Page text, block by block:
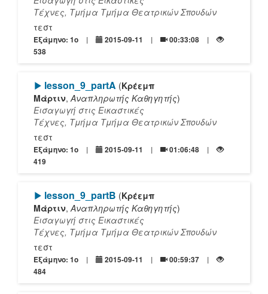
Τέχνες, Τμήμα Τμήμα Θεατρικών Σπουδών
τεστ
Εξάμηνο: 1o 2015-09-11
00:33:08
538
[Play]
lesson_9_partΑ (Κρέεμπ
Μάρτιν,Αναπληρωτής Καθηγητής)
Εισαγωγή στις Εικαστικές
Τέχνες, Τμήμα Τμήμα Θεατρικών Σπουδών
τεστ
Εξάμηνο: 1o 2015-09-11
01:06:48
419
[Play]
lesson_9_partΒ (Κρέεμπ
Μάρτιν,Αναπληρωτής Καθηγητής)
Εισαγωγή στις Εικαστικές
Τέχνες, Τμήμα Τμήμα Θεατρικών Σπουδών
τεστ
Εξάμηνο: 1o 2015-09-11
00:59:37
484